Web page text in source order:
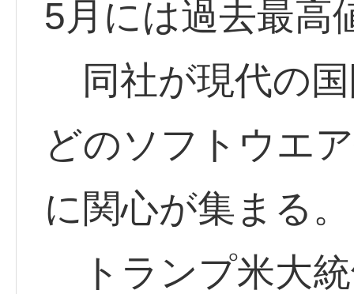
5月には過去最高
同社が現代の
どのソフトウエ
に関心が集まる。
トランプ米大